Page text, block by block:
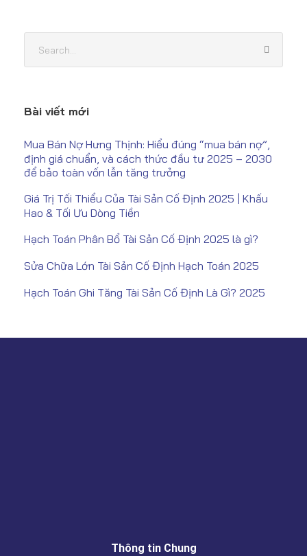
Bài viết mới
Mua Bán Nợ Hưng Thịnh: Hiểu đúng “mua bán nợ”,
định giá chuẩn, và cách thức đầu tư 2025 – 2030
để bảo toàn vốn lẫn tăng trưởng
Giá Trị Tối Thiểu Của Tài Sản Cố Định 2025 | Khấu
Hao & Tối Ưu Dòng Tiền
Hạch Toán Phân Bổ Tài Sản Cố Định 2025 là gì?
Sửa Chữa Lớn Tài Sản Cố Định Hạch Toán 2025
Hạch Toán Ghi Tăng Tài Sản Cố Định Là Gì? 2025
Thông tin Chung